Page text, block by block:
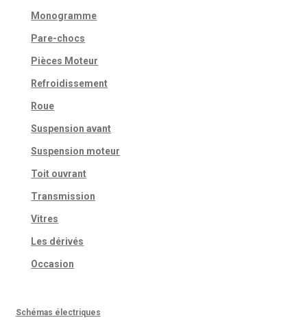
Monogramme
Pare-chocs
Pièces Moteur
Refroidissement
Roue
Suspension avant
Suspension moteur
Toit ouvrant
Transmission
Vitres
Les dérivés
Occasion
Schémas électriques